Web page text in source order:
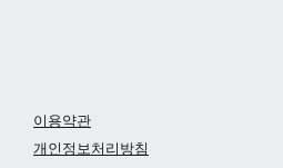
이용약관
개인정보처리방침